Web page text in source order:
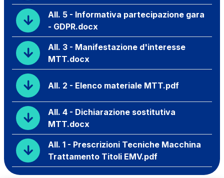
All. 5 - Informativa partecipazione gara
- GDPR.docx
All. 3 - Manifestazione d'interesse
MTT.docx
All. 2 - Elenco materiale MTT.pdf
All. 4 - Dichiarazione sostitutiva
MTT.docx
All. 1 - Prescrizioni Tecniche Macchina
Trattamento Titoli EMV.pdf